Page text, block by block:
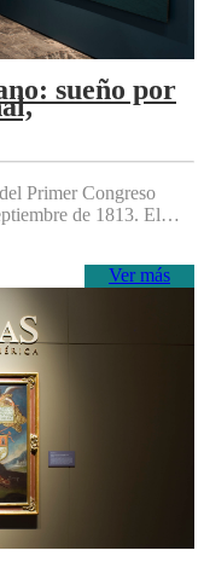
sueño por
Primer Congreso
de 1813. El…
Ver más